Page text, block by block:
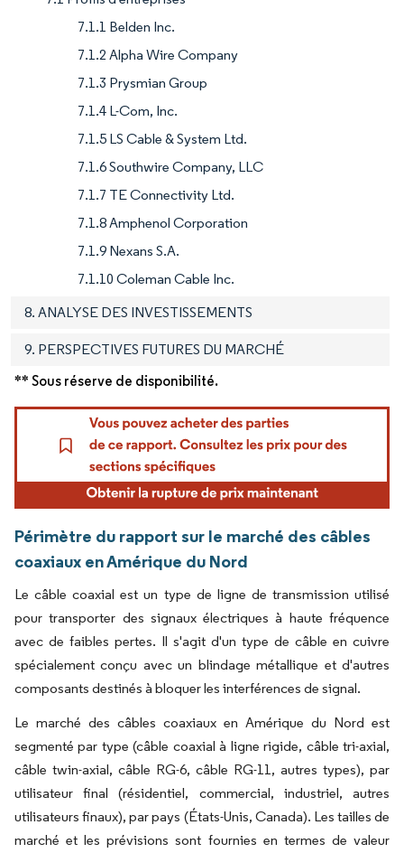
7.1.1 Belden Inc.
7.1.2 Alpha Wire Company
7.1.3 Prysmian Group
7.1.4 L-Com, Inc.
7.1.5 LS Cable & System Ltd.
7.1.6 Southwire Company, LLC
7.1.7 TE Connectivity Ltd.
7.1.8 Amphenol Corporation
7.1.9 Nexans S.A.
7.1.10 Coleman Cable Inc.
8. ANALYSE DES INVESTISSEMENTS
9. PERSPECTIVES FUTURES DU MARCHÉ
** Sous réserve de disponibilité.
Périmètre du rapport sur le marché des câbles
coaxiaux en Amérique du Nord
Le câble coaxial est un type de ligne de transmission utilisé
pour transporter des signaux électriques à haute fréquence
avec de faibles pertes. Il s'agit d'un type de câble en cuivre
spécialement conçu avec un blindage métallique et d'autres
composants destinés à bloquer les interférences de signal.
Le marché des câbles coaxiaux en Amérique du Nord est
segmenté par type (câble coaxial à ligne rigide, câble tri-axial,
câble twin-axial, câble RG-6, câble RG-11, autres types), par
utilisateur final (résidentiel, commercial, industriel, autres
utilisateurs finaux), par pays (États-Unis, Canada). Les tailles de
marché et les prévisions sont fournies en termes de valeur